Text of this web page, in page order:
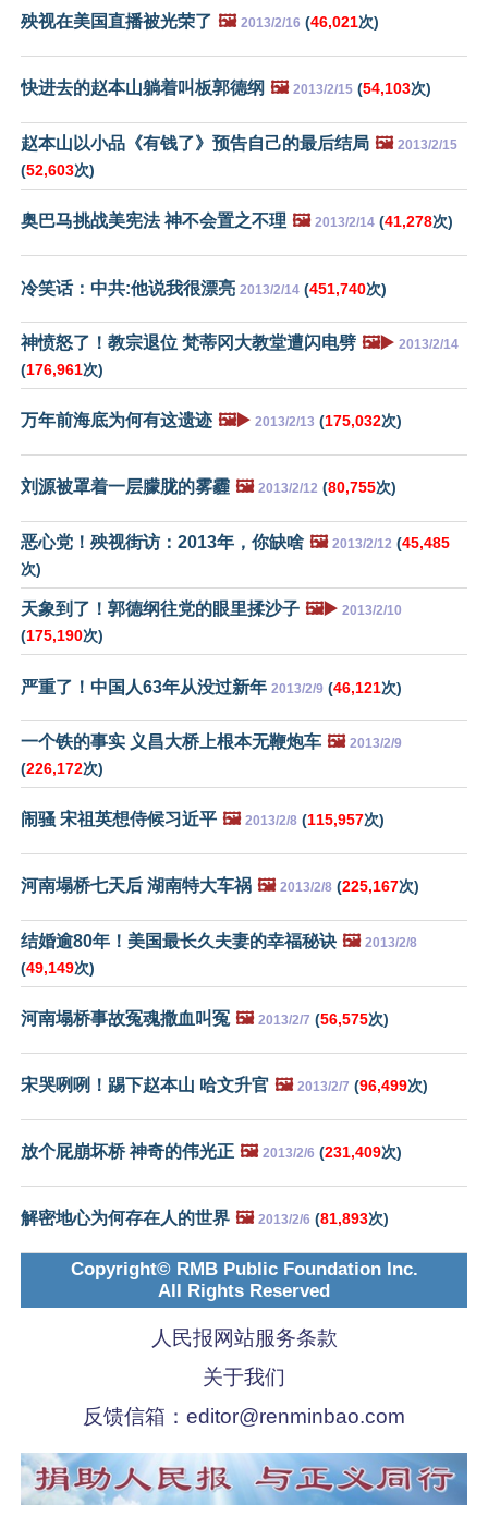
殃视在美国直播被光荣了 🖼️ 2013/2/16 (46,021次)
快进去的赵本山躺着叫板郭德纲 🖼️ 2013/2/15 (54,103次)
赵本山以小品《有钱了》预告自己的最后结局 🖼️ 2013/2/15
(52,603次)
奥巴马挑战美宪法 神不会置之不理 🖼️ 2013/2/14 (41,278次)
冷笑话：中共:他说我很漂亮 2013/2/14 (451,740次)
神愤怒了！教宗退位 梵蒂冈大教堂遭闪电劈 🖼️▶️ 2013/2/14
(176,961次)
万年前海底为何有这遗迹 🖼️▶️ 2013/2/13 (175,032次)
刘源被罩着一层朦胧的雾霾 🖼️ 2013/2/12 (80,755次)
恶心党！殃视街访：2013年，你缺啥 🖼️ 2013/2/12 (45,485
次)
天象到了！郭德纲往党的眼里揉沙子 🖼️▶️ 2013/2/10
(175,190次)
严重了！中国人63年从没过新年 2013/2/9 (46,121次)
一个铁的事实 义昌大桥上根本无鞭炮车 🖼️ 2013/2/9
(226,172次)
闹骚 宋祖英想侍候习近平 🖼️ 2013/2/8 (115,957次)
河南塌桥七天后 湖南特大车祸 🖼️ 2013/2/8 (225,167次)
结婚逾80年！美国最长久夫妻的幸福秘诀 🖼️ 2013/2/8
(49,149次)
河南塌桥事故冤魂撒血叫冤 🖼️ 2013/2/7 (56,575次)
宋哭咧咧！踢下赵本山 哈文升官 🖼️ 2013/2/7 (96,499次)
放个屁崩坏桥 神奇的伟光正 🖼️ 2013/2/6 (231,409次)
解密地心为何存在人的世界 🖼️ 2013/2/6 (81,893次)
Copyright© RMB Public Foundation Inc.
All Rights Reserved
人民报网站服务条款
关于我们
反馈信箱： editor@renminbao.com